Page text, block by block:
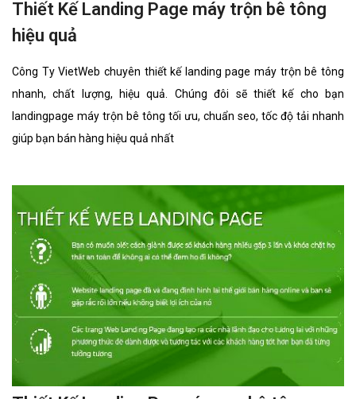
Thiết Kế Landing Page máy trộn bê tông
hiệu quả
Công Ty VietWeb chuyên thiết kế landing page máy trộn bê tông
nhanh, chất lượng, hiệu quả. Chúng đôi sẽ thiết kế cho bạn
landingpage máy trộn bê tông tối ưu, chuẩn seo, tốc độ tải nhanh
giúp bạn bán hàng hiệu quả nhất